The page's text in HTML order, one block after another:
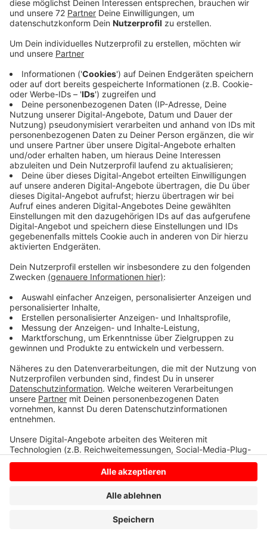
Anzeige
Viele Menschen sind noch auf der Suche nach
Geschenken und stöbern durch die Läden.
Händlerinnen und Händler in den Städten und
Gemeinden sind auf einen Ansturm eingestellt. Viele
Kundinnen und Kunden achtenheutenicht unbedingt
auf den Preis, sagt Tobias Buller-Langhorst vom
Handelsverband für den Kreis. "Das dürfte der
umsatzstärkste Samstag vor Weihnachten sein. Die
letzten Samstage waren eher etwas verhalten."
Buller-Langhorst rechnet damit, dass heute vor allem
"Artikel bis zu einem Wert von 100 Euro gefragt" sein
werden. Taschen und Rucksäcke, Parfümerie- und
Buchartikel nennt er als Beispiele.
Wichtig für den Abschluss des diesjährigen
ab Montag. Vor allem an Heiligabend dürften die Läden
noch einmal gut besucht sein.
Anzeige